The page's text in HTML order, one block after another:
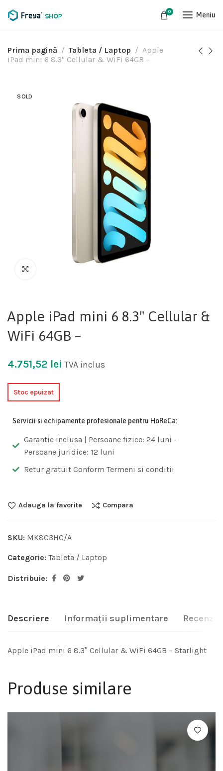
0 Meniu
Prima pagină Tableta / Laptop
Apple
iPad mini 6 8.3" Cellular & WiFi 64GB –
SOLD
Apple iPad mini 6 8.3" Cellular &
WiFi 64GB –
4.751,52 lei TVA inclus
Stoc epuizat
Servicii si echipamente profesionale pentru HoReCa:
Garantie inclusa | Persoane fizice: 24 luni -
Persoane juridice: 12 luni
Retur gratuit Conform Termeni si conditii
Adauga la favorite Compara
SKU: MK8C3HC/A
Categorie: Tableta / Laptop
Distribuie:
Descriere Informații suplimentare Recenzii
Apple iPad mini 6 8.3″ Cellular & WiFi 64GB – Starlight
Produse similare